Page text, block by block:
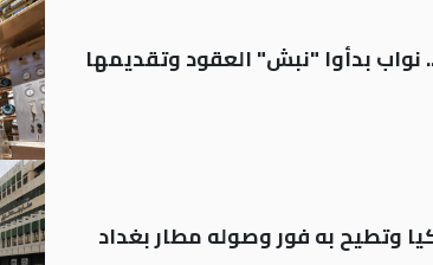
بدأوا "نبش" العقود وتقديمها
وتطيح به فور وصوله مطار بغداد